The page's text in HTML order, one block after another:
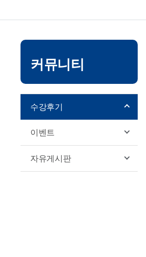
서브
본문영역
커뮤니티
수강후기
이벤트
자유게시판